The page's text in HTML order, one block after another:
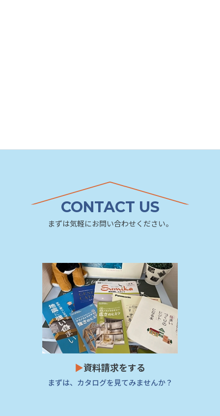
CONTACT US
まずは気軽にお問い合わせください。
▶資料請求をする
まずは、カタログを見てみませんか？